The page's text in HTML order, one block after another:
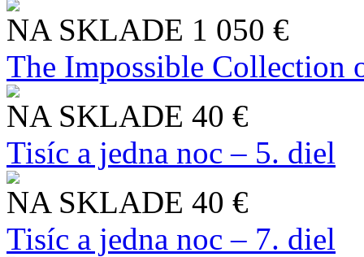
NA SKLADE 1 050 €
The Impossible Collection
NA SKLADE 40 €
Tisíc a jedna noc – 5. diel
NA SKLADE 40 €
Tisíc a jedna noc – 7. diel